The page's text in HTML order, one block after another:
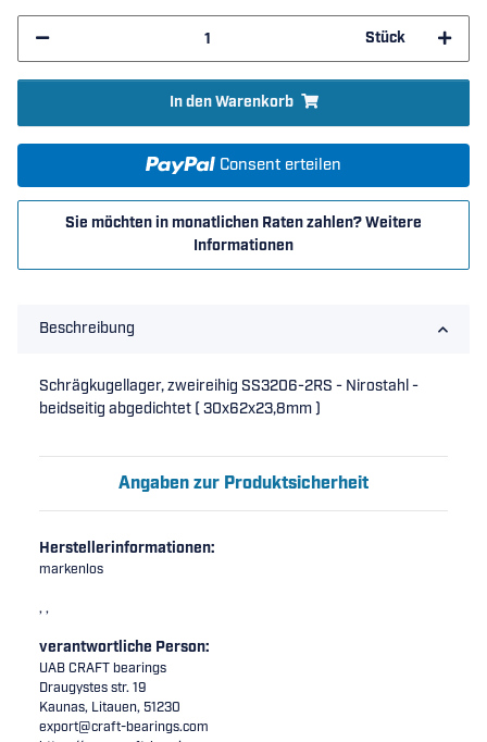
Stück
In den Warenkorb
Consent erteilen
Sie möchten in monatlichen Raten zahlen?Weitere
Informationen
Beschreibung
Schrägkugellager, zweireihig SS3206-2RS - Nirostahl -
beidseitig abgedichtet ( 30x62x23,8mm )
Angaben zur Produktsicherheit
Herstellerinformationen:
markenlos
, ,
verantwortliche Person:
UAB CRAFT bearings
Draugystes str. 19
Kaunas, Litauen, 51230
export@craft-bearings.com